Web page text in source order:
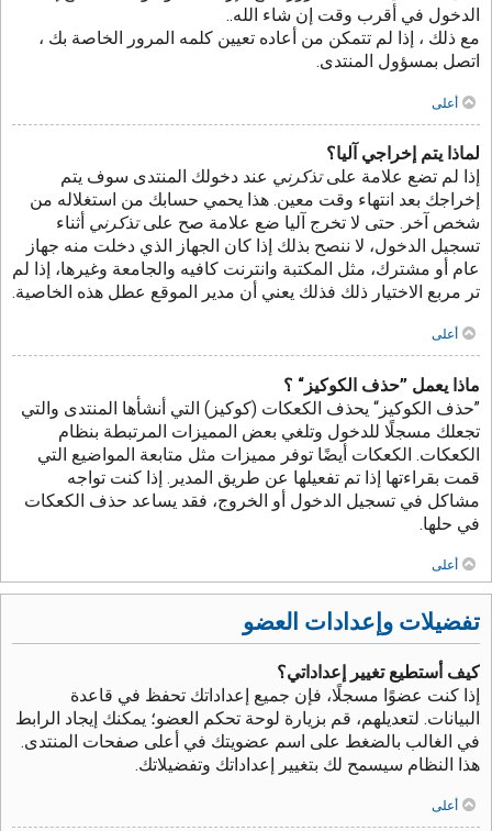
الدخول في أقرب وقت إن شاء الله..
مع ذلك ، إذا لم تتمكن من أعاده تعيين كلمه المرور الخاصة بك ،
اتصل بمسؤول المنتدى.
أعلى
لماذا يتم إخراجي آليا؟
إذا لم تضع علامة علىتذكرني عند دخولك المنتدى سوف يتم
إخراجك بعد انتهاء وقت معين. هذا يحمي حسابك من استغلاله من
شخص آخر. حتى لا تخرج آليا ضع علامة صح علىتذكرني أثناء
تسجيل الدخول، لا ننصح بذلك إذا كان الجهاز الذي دخلت منه جهاز
عام أو مشترك، مثل المكتبة وانترنت كافيه والجامعة وغيرها، إذا لم
تر مربع الاختيار ذلك فذلك يعني أن مدير الموقع عطل هذه الخاصية.
أعلى
ماذا يعمل ”حذف الكوكيز“ ؟
”حذف الكوكيز“ يحذف الكعكات (كوكيز) التي أنشأها المنتدى والتي
تجعلك مسجلًا للدخول وتلغي بعض المميزات المرتبطة بنظام
الكعكات. الكعكات أيضًا توفر مميزات مثل متابعة المواضيع التي
قمت بقراءتها إذا تم تفعيلها عن طريق المدير. إذا كنت تواجه
مشاكل في تسجيل الدخول أو الخروج، فقد يساعد حذف الكعكات
في حلها.
أعلى
تفضيلات وإعدادات العضو
كيف أستطيع تغيير إعداداتي؟
إذا كنت عضوًا مسجلًا، فإن جميع إعداداتك تحفظ في قاعدة
البيانات. لتعديلهم، قم بزيارة لوحة تحكم العضو؛ يمكنك إيجاد الرابط
في الغالب بالضغط على اسم عضويتك في أعلى صفحات المنتدى.
هذا النظام سيسمح لك بتغيير إعداداتك وتفضيلاتك.
أعلى